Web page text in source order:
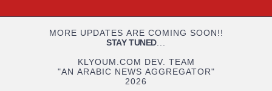
MORE UPDATES ARE COMING SOON!!
STAY TUNED...
KLYOUM.COM DEV. TEAM
"AN ARABIC NEWS AGGREGATOR"
2026